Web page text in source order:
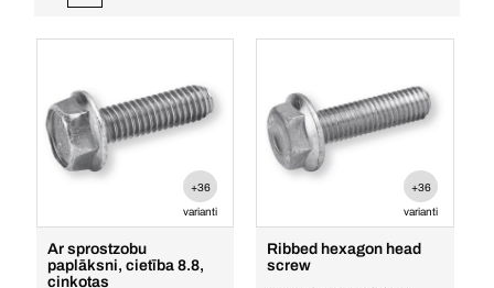
+36
varianti
Ar sprostzobu
paplāksni, cietība 8.8,
cinkotas
+36
varianti
Ribbed hexagon head
screw